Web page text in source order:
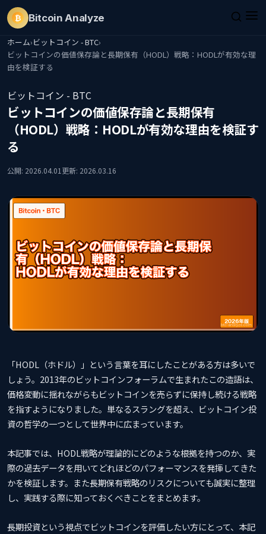
₿ Bitcoin Analyze
ホーム›ビットコイン - BTC›
ビットコインの価値保存論と長期保有（HODL）戦略：HODLが有効な理
由を検証する
ビットコイン - BTC
ビットコインの価値保存論と長期保有
（HODL）戦略：HODLが有効な理由を検証す
る
公開: 2026.04.01 更新: 2026.03.16
「HODL（ホドル）」という言葉を耳にしたことがある方は多いで
しょう。2013年のビットコインフォーラムで生まれたこの造語は、
価格変動に揺れながらもビットコインを売らずに保持し続ける戦略
を指すようになりました。単なるスラングを超え、ビットコイン投
資の哲学の一つとして世界中に広まっています。
本記事では、HODL戦略が理論的にどのような根拠を持つのか、実
際の過去データを用いてどれほどのパフォーマンスを発揮してきた
かを検証します。また長期保有戦略のリスクについても誠実に整理
し、実践する際に知っておくべきことをまとめます。
長期投資という視点でビットコインを評価したい方にとって、本記